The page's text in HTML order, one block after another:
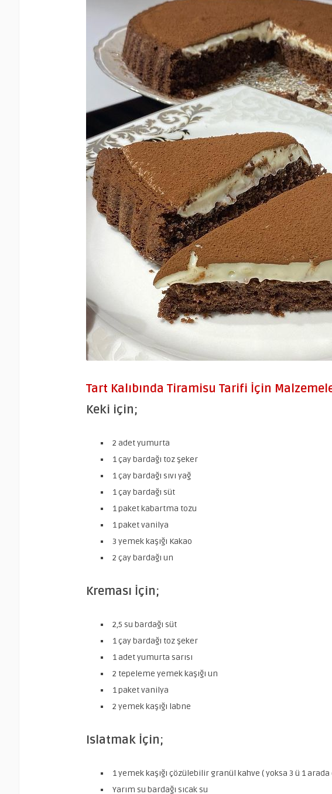
Tart Kalıbında Tiramisu Tarifi İçin
Keki için;
2 adet yumurta
1 çay bardağı toz şeker
1 çay bardağı sıvı yağ
1 çay bardağı süt
1 paket kabartma tozu
1 paket vanilya
3 yemek kaşığı Kakao
2 çay bardağı un
Kreması İçin;
2,5 su bardağı süt
1 çay bardağı toz şeker
1 adet yumurta sarısı
2 tepeleme yemek kaşığı un
1 paket vanilya
2 yemek kaşığı labne
Islatmak İçin;
1 yemek kaşığı çözülebilir granül kahve ( yoksa 3 ü 1 arada
Yarım su bardağı sıcak su